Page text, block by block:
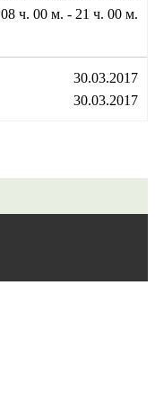
08 ч. 00 м. - 21 ч. 00 м.
30.03.2017
30.03.2017